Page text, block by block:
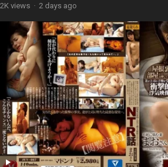
2K views · 2 days ago